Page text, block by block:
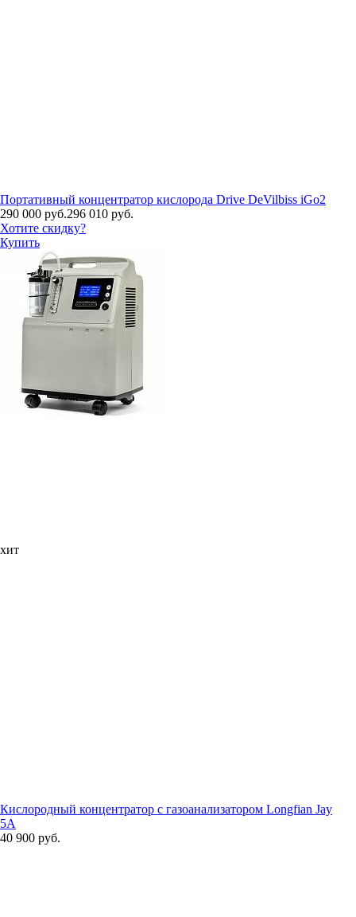
Портативный концентратор кислорода Drive DeVilbiss iGo2
290 000 руб.296 010 руб.
Хотите скидку?
Купить
хит
Кислородный концентратор с газоанализатором Longfian Jay
5A
40 900 руб.